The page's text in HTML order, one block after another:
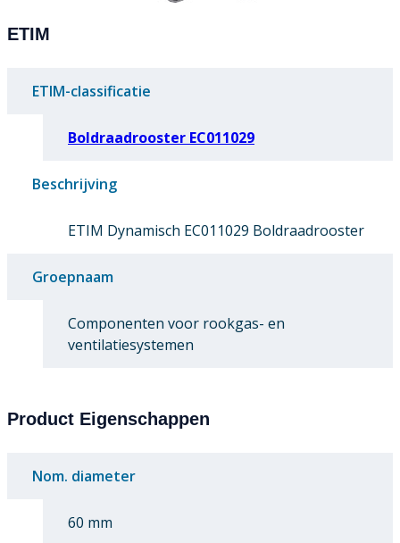
ETIM
ETIM-classificatie
Boldraadrooster EC011029
Beschrijving
ETIM Dynamisch EC011029 Boldraadrooster
Groepnaam
Componenten voor rookgas- en
ventilatiesystemen
Product Eigenschappen
Nom. diameter
60 mm